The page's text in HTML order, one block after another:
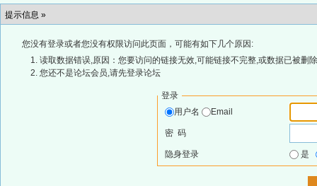
提示信息 »
您没有登录或者您没有权限访问此页面，可能有如下几个原因:
读取数据错误,原因：您要访问的链接无效,可能链接不完整,或数据已被删
您还不是论坛会员,请先登录论坛
登录
用户名
Email
密 码
隐身登录 是